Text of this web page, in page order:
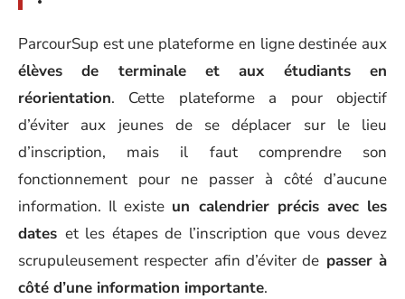
ParcourSup est une plateforme en ligne destinée aux
élèves de terminale et aux étudiants en
réorientation. Cette plateforme a pour objectif
d’éviter aux jeunes de se déplacer sur le lieu
d’inscription, mais il faut comprendre son
fonctionnement pour ne passer à côté d’aucune
information. Il existe un calendrier précis avec les
dates et les étapes de l’inscription que vous devez
scrupuleusement respecter afin d’éviter de passer à
côté d’une information importante.